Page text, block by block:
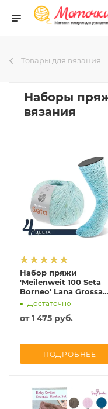
Товары для вязания
Наборы
вязания
Набор пряжи
'Meilenweit 100 Seta
Borneo' Lana Grossa
(2026 вар.1)
Достаточно
от1 475 руб.
ПОДРОБНЕЕ